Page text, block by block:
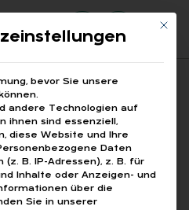
Mit
bevor Sie unsere
andere Technologien auf
ihnen sind essenziell,
diese Website und Ihre
Daten
B. IP-Adressen), z. B. für
Inhalte oder Anzeigen- und
über die
Sie in unserer